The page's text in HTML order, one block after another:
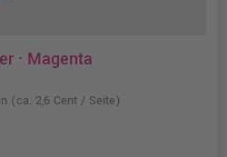
· Magenta
(ca. 2,6 Cent / Seite)